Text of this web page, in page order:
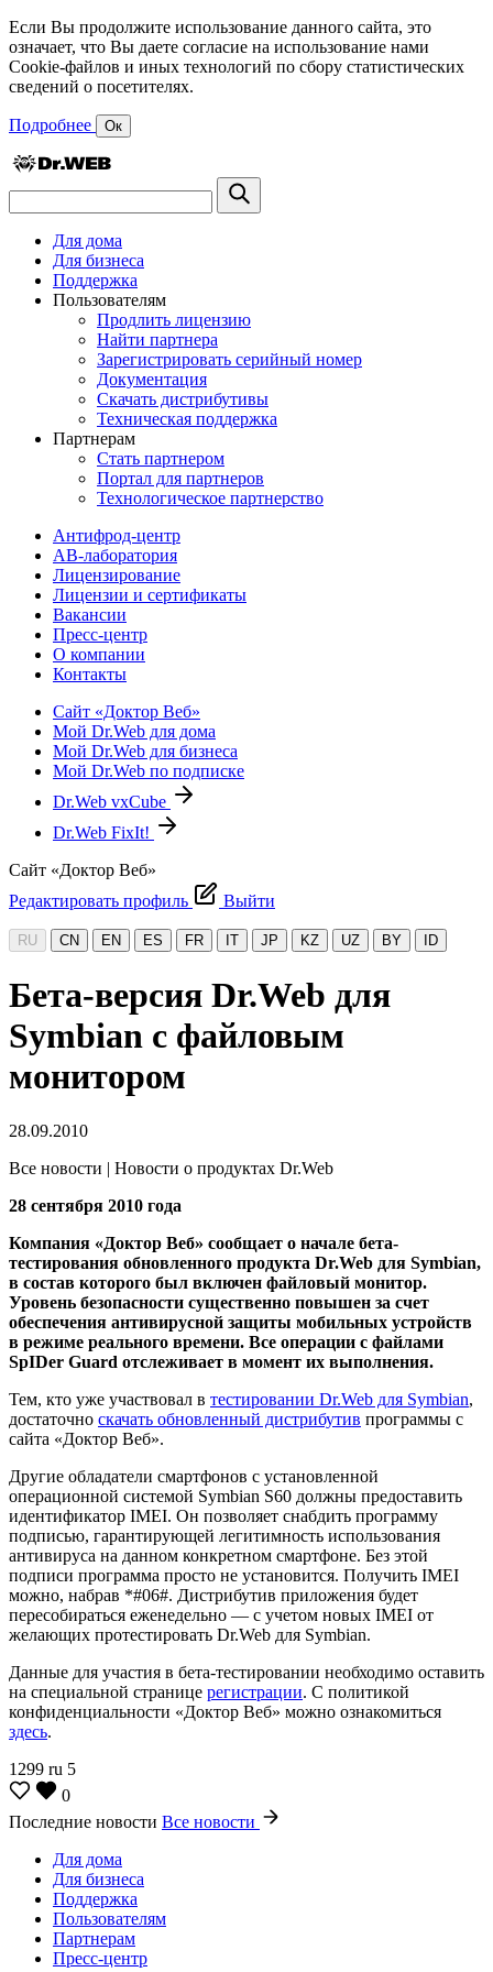
Если Вы продолжите использование данного сайта, это
означает, что Вы даете согласие на использование нами
Cookie-файлов и иных технологий по сбору статистических
сведений о посетителях.
Подробнее Ок
Для дома
Для бизнеса
Поддержка
Пользователям
Продлить лицензию
Найти партнера
Зарегистрировать серийный номер
Документация
Скачать дистрибутивы
Техническая поддержка
Партнерам
Стать партнером
Портал для партнеров
Технологическое партнерство
Антифрод-центр
АВ-лаборатория
Лицензирование
Лицензии и сертификаты
Вакансии
Пресс-центр
О компании
Контакты
Сайт «Доктор Веб»
Мой Dr.Web для дома
Мой Dr.Web для бизнеса
Мой Dr.Web по подписке
Dr.Web vxCube
Dr.Web FixIt!
Сайт «Доктор Веб»
Редактировать профиль
Выйти
RU CN EN ES FR IT JP KZ UZ BY ID
Бета-версия Dr.Web для
Symbian с файловым
монитором
28.09.2010
Все новости | Новости о продуктах Dr.Web
28 сентября 2010 года
Компания «Доктор Веб» сообщает о начале бета-
тестирования обновленного продукта Dr.Web для Symbian,
в состав которого был включен файловый монитор.
Уровень безопасности существенно повышен за счет
обеспечения антивирусной защиты мобильных устройств
в режиме реального времени. Все операции с файлами
SpIDer Guard отслеживает в момент их выполнения.
Тем, кто уже участвовал в тестировании Dr.Web для Symbian,
достаточно скачать обновленный дистрибутив программы с
сайта «Доктор Веб».
Другие обладатели смартфонов с установленной
операционной системой Symbian S60 должны предоставить
идентификатор IMEI. Он позволяет снабдить программу
подписью, гарантирующей легитимность использования
антивируса на данном конкретном смартфоне. Без этой
подписи программа просто не установится. Получить IMEI
можно, набрав *#06#. Дистрибутив приложения будет
пересобираться еженедельно — с учетом новых IMEI от
желающих протестировать Dr.Web для Symbian.
Данные для участия в бета-тестировании необходимо оставить
на специальной странице регистрации. С политикой
конфиденциальности «Доктор Веб» можно ознакомиться
здесь.
1299 ru 5
0
Последние новости Все новости
Для дома
Для бизнеса
Поддержка
Пользователям
Партнерам
Пресс-центр